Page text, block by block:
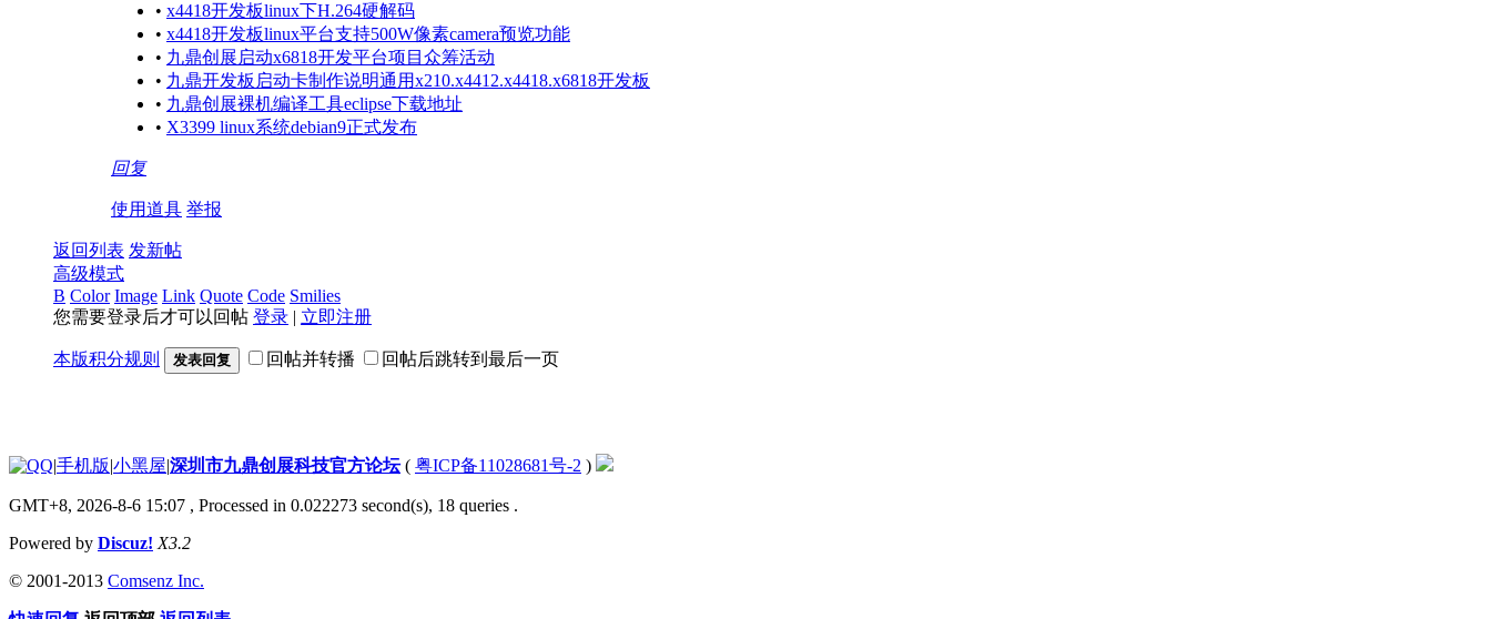
• x4418开发板linux下H.264硬解码
• x4418开发板linux平台支持500W像素camera预览功能
• 九鼎创展启动x6818开发平台项目众筹活动
• 九鼎开发板启动卡制作说明通用x210.x4412.x4418.x6818开发板
• 九鼎创展裸机编译工具eclipse下载地址
• X3399 linux系统debian9正式发布
回复
使用道具 举报
返回列表 发新帖
高级模式
B Color Image Link Quote Code Smilies
您需要登录后才可以回帖 登录 | 立即注册
本版积分规则 发表回复 回帖并转播 回帖后跳转到最后一页
|手机版|小黑屋|深圳市九鼎创展科技官方论坛( 粤ICP备11028681号-2 )
GMT+8, 2026-8-6 15:07 , Processed in 0.022273 second(s), 18 queries .
Powered by Discuz! X3.2
© 2001-2013 Comsenz Inc.